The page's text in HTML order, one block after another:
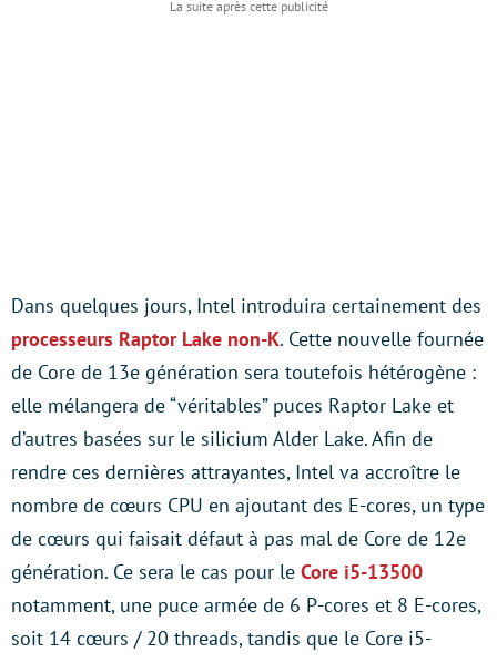
Dans quelques jours, Intel introduira certainement des
processeurs Raptor Lake non-K. Cette nouvelle fournée
de Core de 13e génération sera toutefois hétérogène :
elle mélangera de “véritables” puces Raptor Lake et
d’autres basées sur le silicium Alder Lake. Afin de
rendre ces dernières attrayantes, Intel va accroître le
nombre de cœurs CPU en ajoutant des E-cores, un type
de cœurs qui faisait défaut à pas mal de Core de 12e
génération. Ce sera le cas pour le Core i5-13500
notamment, une puce armée de 6 P-cores et 8 E-cores,
soit 14 cœurs / 20 threads, tandis que le Core i5-